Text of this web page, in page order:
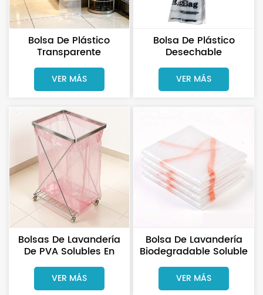
Bolsa De Plástico
Transparente
Desechable Para
Paraguas De Fábrica.
Bolsa Para Guardar
VER MÁS
Bolsa De Plástico
Desechable
Transparente De PE
Con Logotipo
Personalizado De
VER MÁS
Bolsas De Lavandería
De PVA Solubles En
Agua Caliente Para
Hospitales, Color Rojo.
VER MÁS
Bolsa De Lavandería
Biodegradable Soluble
En Agua De PVA,
Disoluble Para Uso
Hospitalario.
VER MÁS